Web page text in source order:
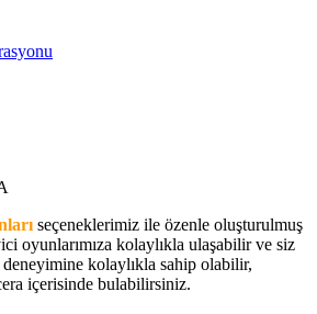
seçeneklerimiz ile özenle oluşturulmuş
oyunlarımıza kolaylıkla ulaşabilir ve siz
kolaylıkla sahip olabilir,
içerisinde bulabilirsiniz.